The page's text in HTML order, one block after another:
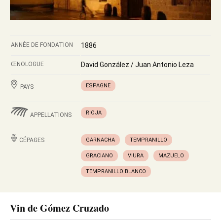
ANNÉE DE FONDATION 1886
ŒNOLOGUE David González / Juan Antonio Leza
PAYS ESPAGNE
APPELLATIONS RIOJA
CÉPAGES GARNACHA TEMPRANILLO
GRACIANO VIURA MAZUELO
TEMPRANILLO BLANCO
Vin de Gómez Cruzado